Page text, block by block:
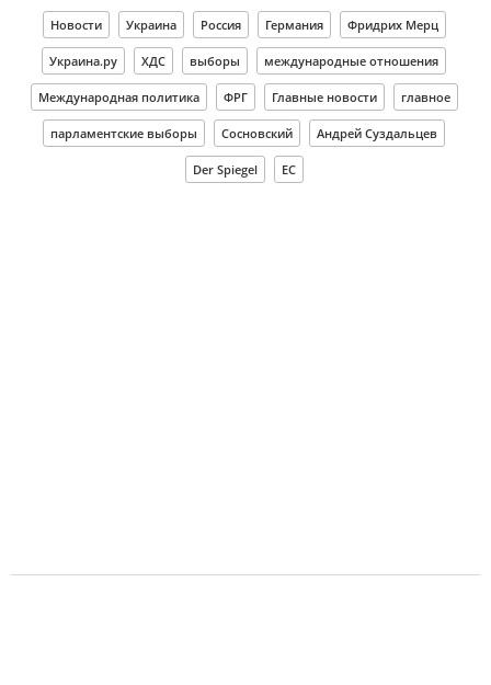
Новости Украина Россия Германия Фридрих Мерц
Украина.ру ХДС выборы международные отношения
Международная политика ФРГ Главные новости главное
парламентские выборы Сосновский Андрей Суздальцев
Der Spiegel ЕС